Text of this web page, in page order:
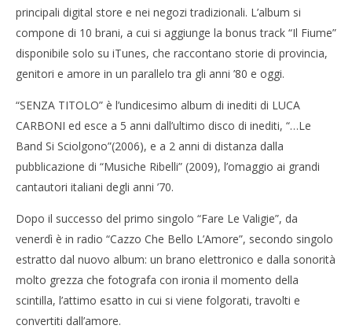
Luca Carboni torna dopo 5 anni con “Seza Titolo”
12/09/2011
Redazione
principali digital store e nei negozi tradizionali. L’album si
compone di 10 brani, a cui si aggiunge la bonus track “Il Fiume”
disponibile solo su iTunes, che raccontano storie di provincia,
genitori e amore in un parallelo tra gli anni ’80 e oggi.
“SENZA TITOLO” è l’undicesimo album di inediti di LUCA
CARBONI ed esce a 5 anni dall’ultimo disco di inediti, “…Le
Band Si Sciolgono”(2006), e a 2 anni di distanza dalla
pubblicazione di “Musiche Ribelli” (2009), l’omaggio ai grandi
cantautori italiani degli anni ’70.
Dopo il successo del primo singolo “Fare Le Valigie”, da
venerdì è in radio “Cazzo Che Bello L’Amore”, secondo singolo
estratto dal nuovo album: un brano elettronico e dalla sonorità
molto grezza che fotografa con ironia il momento della
scintilla, l’attimo esatto in cui si viene folgorati, travolti e
convertiti dall’amore.